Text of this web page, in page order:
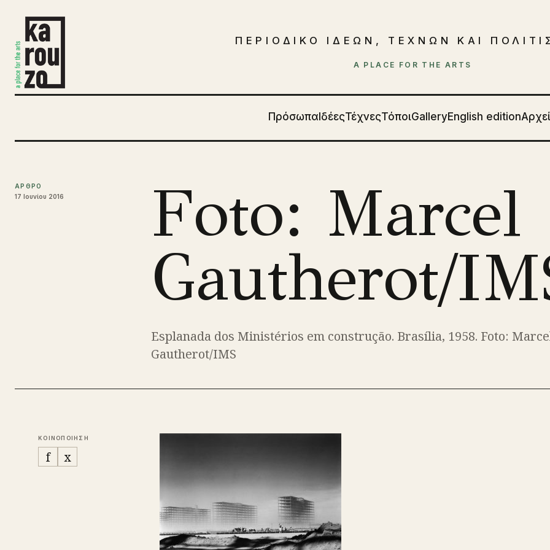
ΠΕΡΙΟΔΙΚΟ ΙΔΕΩΝ, ΤΕΧΝΩΝ ΚΑΙ
A PLACE FOR THE ARTS
Πρόσωπα ΙδέεςΤέχνεςΤόποιGalleryEnglish edition
ΑΡΘΡΟ
17 Ιουνίου 2016
Foto: Marcel
Gautherot/
Esplanada dos Ministérios em construção. Brasília, 1958. Foto:
Gautherot/IMS
ΚΟΙΝΟΠΟΙΗΣΗ
f x